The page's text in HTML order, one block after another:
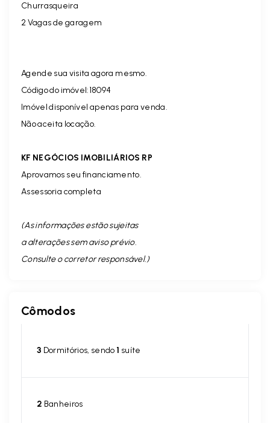
Churrasqueira
2 Vagas de garagem
Agende sua visita agora mesmo.
Código do imóvel:18094
Imóvel disponível apenas para venda.
Não aceita locação.
KF NEGÓCIOS IMOBILIÁRIOS RP
Aprovamos seu financiamento.
Assessoria completa
(As informações estão sujeitas
a alterações sem aviso prévio.
Consulte o corretor responsável. )
Cômodos
3 Dormitórios, sendo1 suíte
2 Banheiros